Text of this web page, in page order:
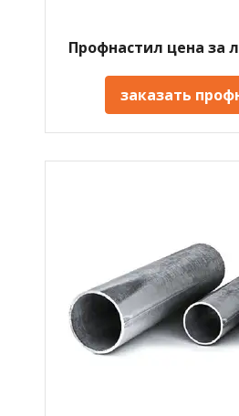
Профнастил цена за
заказать